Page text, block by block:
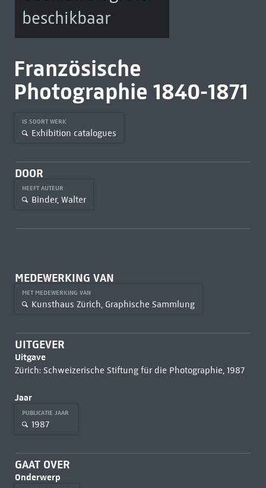
beschikbaar
Französische
Photographie 1840-1871
IS SOORT WERK
Exhibition catalogues
DOOR
HEEFT AUTEUR
Binder, Walter
MEDEWERKING VAN
MET MEDEWERKING VAN
Kunsthaus Zürich, Graphische Sammlung
UITGEVER
Uitgave
Zürich: Schweizerische Stiftung für die Photographie, 1987
Jaar
PUBLICATIE JAAR
1987
GAAT OVER
Onderwerp